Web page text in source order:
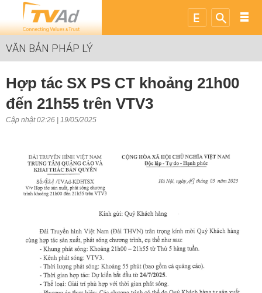
VĂN BẢN PHÁP LÝ
Hợp tác SX PS CT khoảng 21h00
đến 21h55 trên VTV3
Cập nhật 02:26 | 19/05/2025